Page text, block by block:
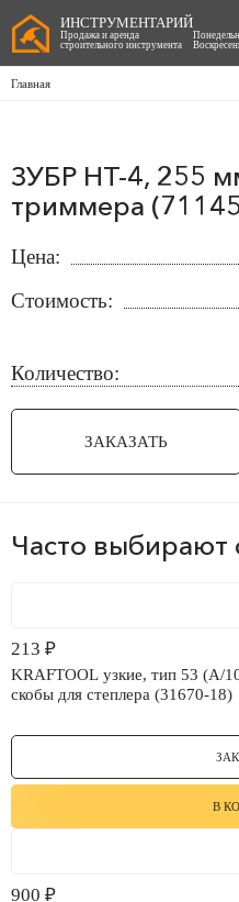
Главная
ЗУБР НТ-4, 255
триммера
Цена:
Стоимость:
Количество:
ЗАКАЗАТЬ
Часто выбирают
213 ₽
KRAFTOOL узкие, тип 53 (A/10/JT21) 23GA 18 мм, 1000 шт,
скобы для степлера (31670-18)
В
900 ₽
ИНСТРУМЕНТАРИЙ
Продажа и аренда
строительного инструмента